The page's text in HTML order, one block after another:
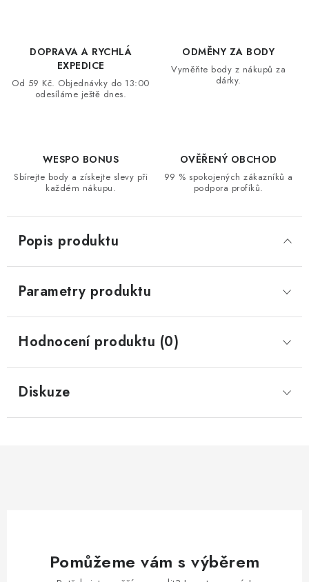
ZNAČKY
Hodnocení obchodu 🚚 Stav objednávky
Doprava a platba
DOPRAVA A RYCHLÁ
EXPEDICE
Od 59 Kč. Objednávky do 13:00
odesíláme ještě dnes.
ODMĚNY ZA BODY
Vyměňte body z nákupů za
dárky.
WESPO BONUS
Sbírejte body a získejte slevy při
každém nákupu.
OVĚŘENÝ OBCHOD
99 % spokojených zákazníků a
podpora profíků.
Popis produktu
Parametry produktu
Hodnocení produktu (0)
Diskuze
Pomůžeme vám s výběrem